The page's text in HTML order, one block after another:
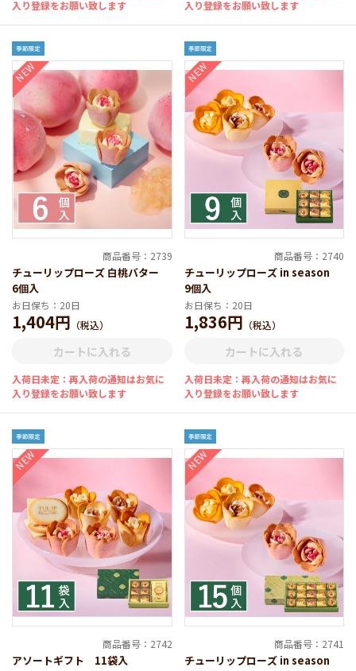
入り登録をお願い致します
入り登録をお願い致します
NEW
商品番号：2739
チューリップローズ 白桃バター
6個入
お日保ち：20日
1,404円 （税込）
カートに入れる
入荷日未定：再入荷の通知はお気に
入り登録をお願い致します
NEW
商品番号：2740
チューリップローズ in season
9個入
お日保ち：20日
1,836円 （税込）
カートに入れる
入荷日未定：再入荷の通知はお気に
入り登録をお願い致します
NEW
商品番号：2742
アソートギフト 11袋入
NEW
商品番号：2741
チューリップローズ in season